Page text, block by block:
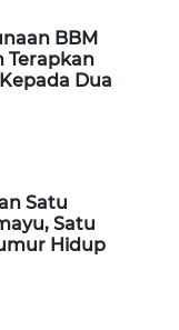
BBM
Terapkan
Dua
Satu
Satu
Hidup